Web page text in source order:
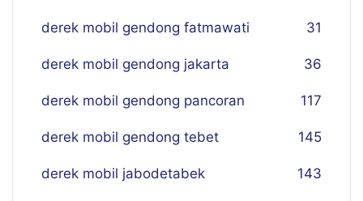
derek mobil gendong fatmawati 31
derek mobil gendong jakarta 36
derek mobil gendong pancoran 117
derek mobil gendong tebet 145
derek mobil jabodetabek 143